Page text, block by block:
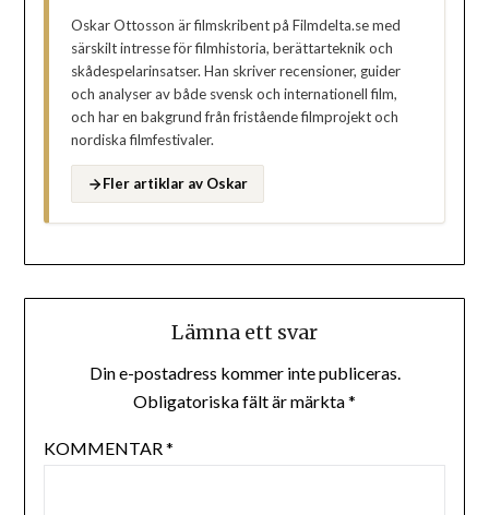
Oskar Ottosson är filmskribent på Filmdelta.se med
särskilt intresse för filmhistoria, berättarteknik och
skådespelarinsatser. Han skriver recensioner, guider
och analyser av både svensk och internationell film,
och har en bakgrund från fristående filmprojekt och
nordiska filmfestivaler.
Fler artiklar av Oskar
Lämna ett svar
Din e-postadress kommer inte publiceras.
Obligatoriska fält är märkta*
KOMMENTAR*